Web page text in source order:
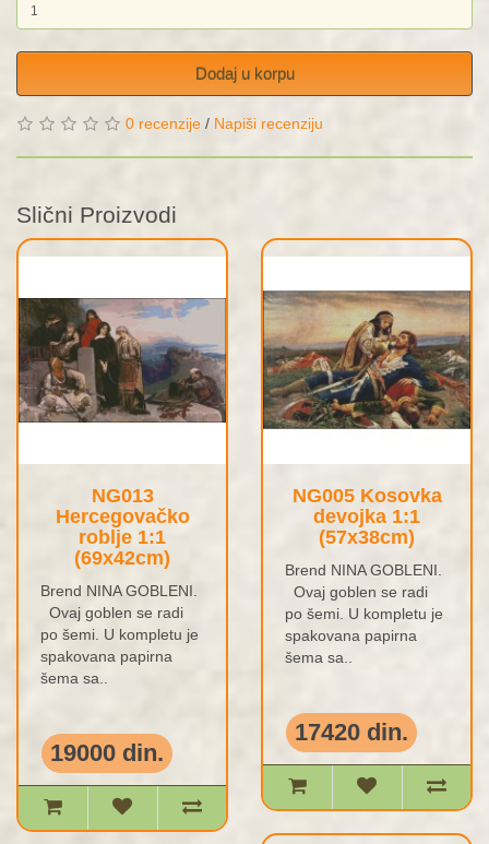
Dodaj u korpu
0 recenzije / Napiši recenziju
Slični Proizvodi
NG013
Hercegovačko
roblje 1:1
(69x42cm)
Brend NINA GOBLENI.
Ovaj goblen se radi
po šemi. U kompletu je
spakovana papirna
šema sa..
19000 din.
NG005 Kosovka
devojka 1:1
(57x38cm)
Brend NINA GOBLENI.
Ovaj goblen se radi
po šemi. U kompletu je
spakovana papirna
šema sa..
17420 din.